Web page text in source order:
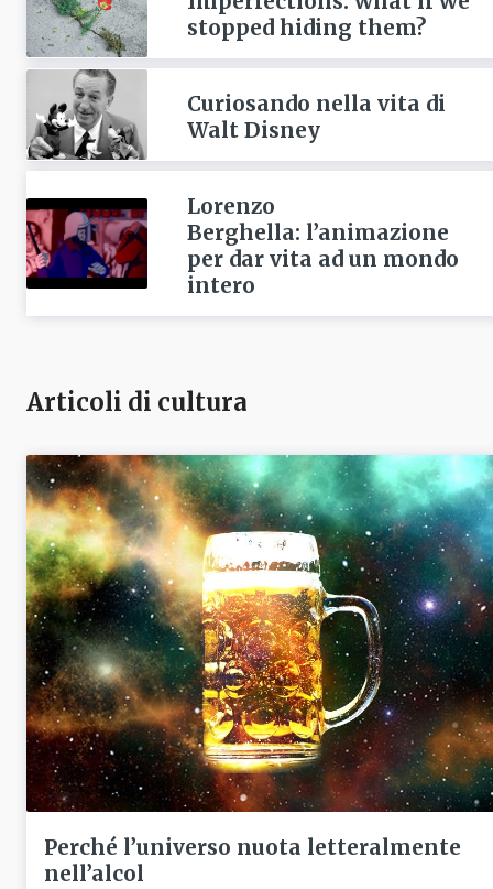
stopped hiding them?
Curiosando nella vita di
Walt Disney
Lorenzo
Berghella: l’animazione
per dar vita ad un mondo
intero
Articoli di cultura
Perché l’universo nuota letteralmente
nell’alcol